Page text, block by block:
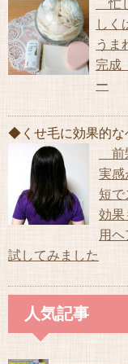
忙
しく
うま
完成
ー
◆くせ毛に効果的
前
実感
短で
効果
用
試してみました
人気記事